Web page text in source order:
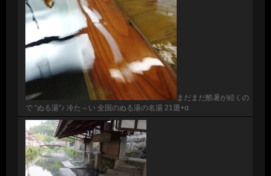
まだまだ酷暑が続くの
で “ぬる湯”♪ 冷た～い 全国のぬる湯の名湯 21選+α